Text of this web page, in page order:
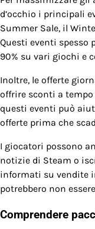
d’occhio i principali
Summer Sale, il
Questi eventi spesso
90% su vari giochi e
Inoltre, le offerte
offrire sconti a
questi eventi può
offerte prima che
I giocatori possono
notizie di Steam o
informati su vendite
potrebbero non
Comprendere